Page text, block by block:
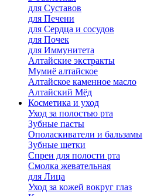
для Cуставов
для Печени
для Сердца и сосудов
для Почек
для Иммунитета
Алтайские экстракты
Мумиё алтайское
Алтайское каменное масло
Алтайский Мёд
Косметика и уход
Уход за полостью рта
Зубные пасты
Ополаскиватели и бальзамы
Зубные щетки
Спреи для полости рта
Смолка жевательная
для Лица
Уход за кожей вокруг глаз